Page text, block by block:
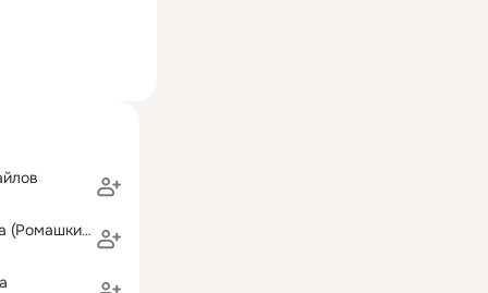
Нина Татьянина (Ромашкина)